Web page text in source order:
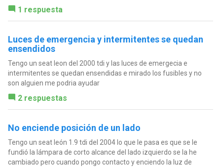
1 respuesta
Luces de emergencia y intermitentes se quedan
ensendidos
Tengo un seat leon del 2000 tdi y las luces de emergecia e
intermitentes se quedan ensendidas e mirado los fusibles y no
son alguien me podria ayudar
2 respuestas
No enciende posición de un lado
Tengo un seat león 1.9 tdi del 2004 lo que le pasa es que se le
fundió la lámpara de corto alcance del lado izquierdo se la he
cambiado pero cuando pongo contacto y enciendo la luz de